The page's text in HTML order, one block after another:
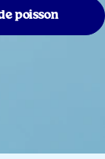
poisson